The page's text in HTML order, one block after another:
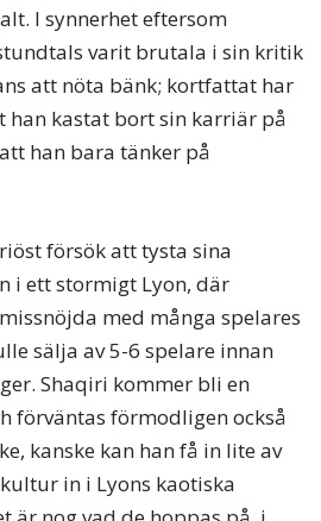
I synnerhet eftersom
varit brutala i sin kritik
att nöta bänk; kortfattat har
han kastat bort sin karriär på
han bara tänker på
försök att tysta sina
i ett stormigt Lyon, där
med många spelares
sälja av 5-6 spelare innan
Shaqiri kommer bli en
förväntas förmodligen också
kanske kan han få in lite av
in i Lyons kaotiska